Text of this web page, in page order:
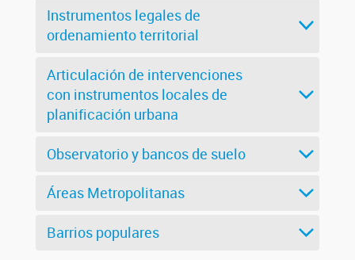
Instrumentos legales de
ordenamiento territorial
Articulación de intervenciones
con instrumentos locales de
planificación urbana
Observatorio y bancos de suelo
Áreas Metropolitanas
Barrios populares